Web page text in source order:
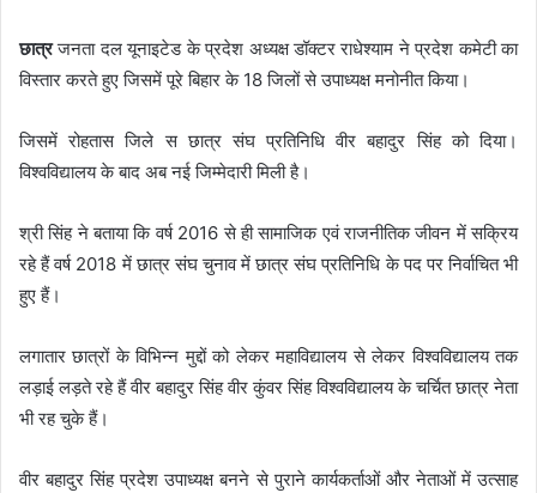
छात्रजनता दल यूनाइटेड के प्रदेश अध्यक्ष डॉक्टर राधेश्याम ने प्रदेश कमेटी का
विस्तार करते हुए जिसमें पूरे बिहार के 18 जिलों से उपाध्यक्ष मनोनीत किया।
जिसमें रोहतास जिले स छात्र संघ प्रतिनिधि वीर बहादुर सिंह को दिया।
विश्वविद्यालय के बाद अब नई जिम्मेदारी मिली है।
श्री सिंह ने बताया कि वर्ष 2016 से ही सामाजिक एवं राजनीतिक जीवन में सक्रिय
रहे हैं वर्ष 2018 में छात्र संघ चुनाव में छात्र संघ प्रतिनिधि के पद पर निर्वाचित भी
हुए हैं।
लगातार छात्रों के विभिन्न मुद्दों को लेकर महाविद्यालय से लेकर विश्वविद्यालय तक
लड़ाई लड़ते रहे हैं वीर बहादुर सिंह वीर कुंवर सिंह विश्वविद्यालय के चर्चित छात्र नेता
भी रह चुके हैं।
वीर बहादुर सिंह प्रदेश उपाध्यक्ष बनने से पुराने कार्यकर्ताओं और नेताओं में उत्साह